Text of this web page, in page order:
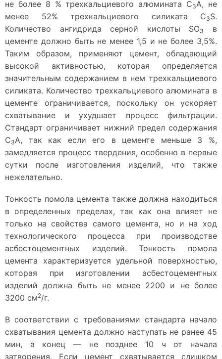
не более 8 % трехкальциевого алюмината С3А, не
менее 52% трехкальциевого силиката С3S.
Количество ангидрида серной кислоты SОЗ
в
цементе должно быть не менее 1,5 и не более 3,5%.
Таким образом, применяют цемент, обладающий
высокой активностью, которая определяется
значительным содержанием в нем трехкальциевого
силиката. Количество трехкальциевого алюмината в
цементе ограничивается, поскольку он ускоряет
схватывание и ухудшает процесс фильтрации.
Стандарт ограничивает нижний предел содержания
С3А, так как если его в цементе меньше 3 %,
замедляется процесс твердения, особенно в первые
сутки после изготовления изделий, что также
нежелательно.
Тонкость помола цемента также должна находиться
в определенных пределах, так как она влияет не
только на свойства самого цемента, но и на ход
технологического процесса при производстве
асбестоцементных изделий. Тонкость помола
цемента характеризуется удельной поверхностью,
которая при изготовлении асбестоцементных
изделий должна быть не менее 2200 и не более
3200 см2/г.
В соответствии с требованиями стандарта начало
схватывания цемента должно наступать не ранее 45
мин, а конец — не позднее 10 ч от начала
затворения. Если цемент схватывается слишком